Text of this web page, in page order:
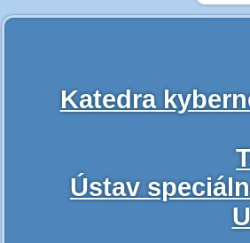
Katedra
Ústav